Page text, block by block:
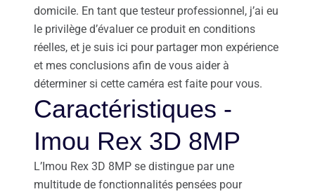
domicile. En tant que testeur professionnel, j’ai eu
le privilège d’évaluer ce produit en conditions
réelles, et je suis ici pour partager mon expérience
et mes conclusions afin de vous aider à
déterminer si cette caméra est faite pour vous.
Caractéristiques -
Imou Rex 3D 8MP
L’Imou Rex 3D 8MP se distingue par une
multitude de fonctionnalités pensées pour